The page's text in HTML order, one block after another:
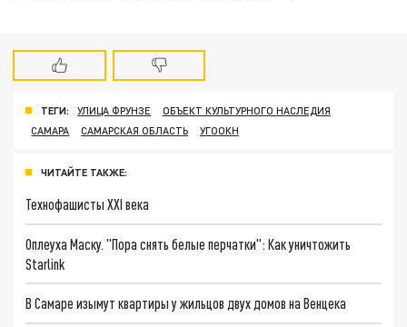
ТЕГИ: УЛИЦА ФРУНЗЕ
ОБЪЕКТ КУЛЬТУРНОГО НАСЛЕДИЯ
САМАРА
САМАРСКАЯ ОБЛАСТЬ УГООКН
ЧИТАЙТЕ ТАКЖЕ:
Технофашисты XXI века
Оплеуха Маску. "Пора снять белые перчатки": Как уничтожить
Starlink
В Самаре изымут квартиры у жильцов двух домов на Венцека